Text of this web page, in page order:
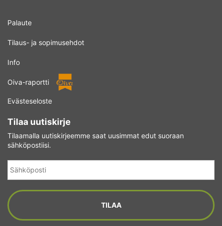
Palaute
Tilaus- ja sopimusehdot
Info
Oiva-raportti
Evästeseloste
Tilaa uutiskirje
Tilaamalla uutiskirjeemme saat uusimmat edut suoraan
sähköpostiisi.